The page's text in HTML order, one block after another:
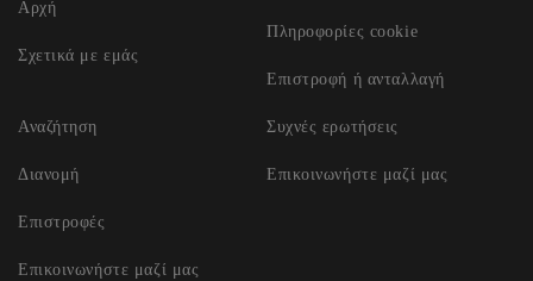
Αρχή
Σχετικά με εμάς
Πληροφορίες cookie
Επιστροφή ή ανταλλαγή
Αναζήτηση
Διανομή
Επιστροφές
Επικοινωνήστε μαζί μας
Συχνές ερωτήσεις
Επικοινωνήστε μαζί μας